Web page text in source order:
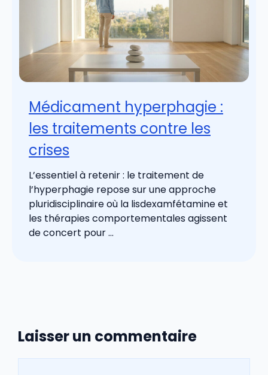
Médicament hyperphagie :
les traitements contre les
crises
L’essentiel à retenir : le traitement de
l’hyperphagie repose sur une approche
pluridisciplinaire où la lisdexamfétamine et
les thérapies comportementales agissent
de concert pour ...
Laisser un commentaire